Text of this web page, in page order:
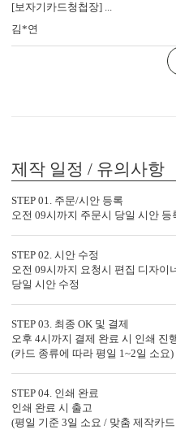
내용 인쇄
달력이 함께 구성되어 있어 예식
봉투 인쇄
기본 주소형, 디자인형, 문구 인
실용성과 감성을 모두 담으세요.
[보자기카드청첩장] ...
김*연
제작 일정 / 유의사항
STEP 01. 주문/시안 등록
오전 09시까지 주문시 당일 시안 등
STEP 02. 시안 수정
오전 09시까지 요청시 편집 디자이
당일 시안 수정
STEP 03. 최종 OK 및 결제
오후 4시까지 결제 완료 시 인쇄 진
(카드 종류에 따라 평일 1~2일 소요)
STEP 04. 인쇄 완료
인쇄 완료 시 출고
(평일 기준 3일 소요 / 맞춤 제작카